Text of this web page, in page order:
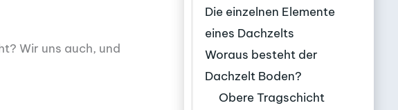
Wir uns auch, und
Die einzelnen Elemente
eines Dachzelts
Woraus besteht der
Dachzelt Boden?
Obere Tragschicht